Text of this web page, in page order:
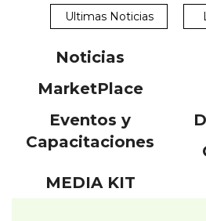
Ultimas Noticias
Noticias
MarketPlace
Eventos y
Capacitaciones
MEDIA KIT